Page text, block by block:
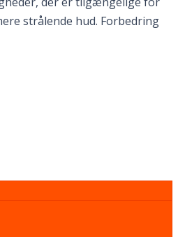
strålende hud. Forbedring